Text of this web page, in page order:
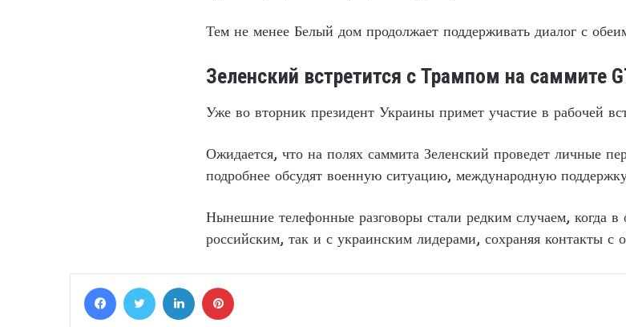
Тем не менее Белый дом продолжает поддерживать диалог с
Зеленский встретится с Трампом на саммите
Уже во вторник президент Украины примет участие в рабочей
Ожидается, что на полях саммита Зеленский проведет личные
подробнее обсудят военную ситуацию, международную
Нынешние телефонные разговоры стали редким случаем, когда
российским, так и с украинским лидерами, сохраняя контакты
FacebookTwitter LinkedIn